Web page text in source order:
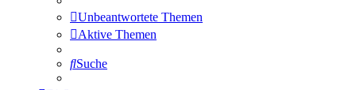
Unbeantwortete Themen
Aktive Themen
Suche